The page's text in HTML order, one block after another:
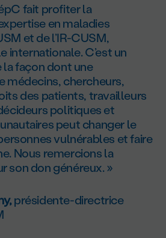
fait profiter la
en maladies
et de l’IR-CUSM,
internationale. C’est un
façon dont une
médecins, chercheurs,
des patients, travailleurs
politiques et
peut changer le
vulnérables et faire
Nous remercions la
son don généreux. »
présidente-directrice